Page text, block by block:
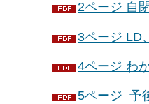
2ページ 自
3ページ LD
4ページ わ
5ページ 予